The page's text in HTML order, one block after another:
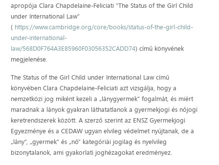
apropója Clara Chapdelaine-Feliciati "The Status of the Girl Child
under International Law"
( https://www.cambridge.org/core/books/status-of-the-girl-child-
under-international-
law/568D0F764A3E85960F03056352CADD74) című könyvének
megjelenése.
The Status of the Girl Child under International Law című
könyvében Clara Chapdelaine-Feliciati azt vizsgálja, hogy a
nemzetközi jog miként kezeli a „lánygyermek” fogalmát, és miért
maradnak a lányok gyakran láthatatlanok a gyermekjogi és nőjogi
keretrendszerek között. A szerző szerint az ENSZ Gyermekjogi
Egyezménye és a CEDAW ugyan elvileg védelmet nyújtanak, de a
„lány”, „gyermek” és „nő” kategóriái jogilag és nyelvileg
bizonytalanok, ami gyakorlati joghézagokat eredményez.